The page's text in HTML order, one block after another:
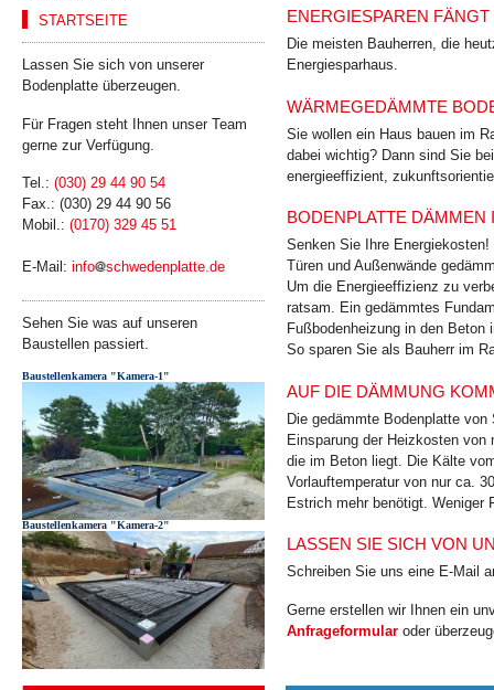
STARTSEITE
Lassen Sie sich von unserer
Bodenplatte überzeugen.
Für Fragen steht Ihnen unser Team
gerne zur Verfügung.
Tel.: (030) 29 44 90 54
Fax.: (030) 29 44 90 56
Mobil.: (0170) 329 45 51
E-Mail: info schwedenplatte.de
Sehen Sie was auf unseren
Baustellen passiert.
Baustellenkamera "Kamera-1"
Baustellenkamera "Kamera-2"
ENERGIESPAREN
Die meisten Bauherren, die
Energiesparhaus.
WÄRMEGEDÄMMTE
Sie wollen ein Haus bauen im
dabei wichtig? Dann sind Sie
energie­effizient,
BODENPLATTE DÄMMEN
Senken Sie Ihre
Türen und Außenwände
Um die Energieeffizienz zu
ratsam. Ein gedämmtes
Fußbodenheizung in den
So sparen Sie als Bauherr im
AUF DIE DÄMMUNG
Die gedämmte Bodenplatte
Einsparung der Heizkosten
die im Beton liegt. Die Kälte
Vorlauftemperatur von nur ca.
Estrich mehr benötigt. Weniger
LASSEN SIE SICH VON
Schreiben Sie uns eine E-Mail
Gerne erstellen wir Ihnen ein
Anfrageformular oder